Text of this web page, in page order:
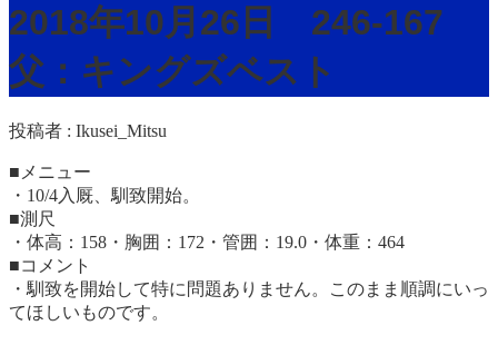
2018年10月26日 246-167
父：キングズベスト
投稿者 : Ikusei_Mitsu
■メニュー
・10/4入厩、馴致開始。
■測尺
・体高：158・胸囲：172・管囲：19.0・体重：464
■コメント
・馴致を開始して特に問題ありません。このまま順調にいっ
てほしいものです。